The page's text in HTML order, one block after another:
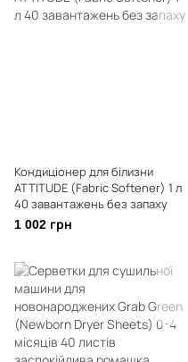
Кондиціонер для білизни
ATTITUDE (Fabric Softener) 1 л
40 завантажень без запаху
1 002 грн